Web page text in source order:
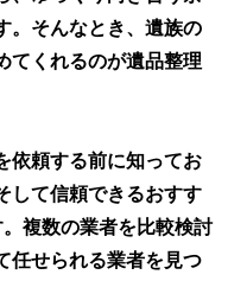
。そんなとき、遺族の
てくれるのが遺品整理
依頼する前に知ってお
して信頼できるおすす
複数の業者を比較検討
任せられる業者を見つ